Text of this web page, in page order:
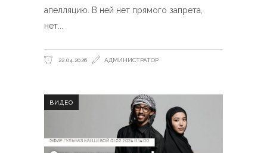
апелляцию. В ней нет прямого запрета,
нет
22.04.2026 АДМИНИСТРАТОР
ВИДЕО